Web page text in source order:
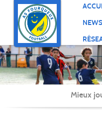
Mieux
Panneau de gestion des